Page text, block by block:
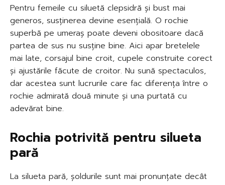
Pentru femeile cu siluetă clepsidră și bust mai
generos, susținerea devine esențială. O rochie
superbă pe umeraș poate deveni obositoare dacă
partea de sus nu susține bine. Aici apar bretelele
mai late, corsajul bine croit, cupele construite corect
și ajustările făcute de croitor. Nu sună spectaculos,
dar acestea sunt lucrurile care fac diferența între o
rochie admirată două minute și una purtată cu
adevărat bine.
Rochia potrivită pentru silueta
pară
La silueta pară, șoldurile sunt mai pronunțate decât